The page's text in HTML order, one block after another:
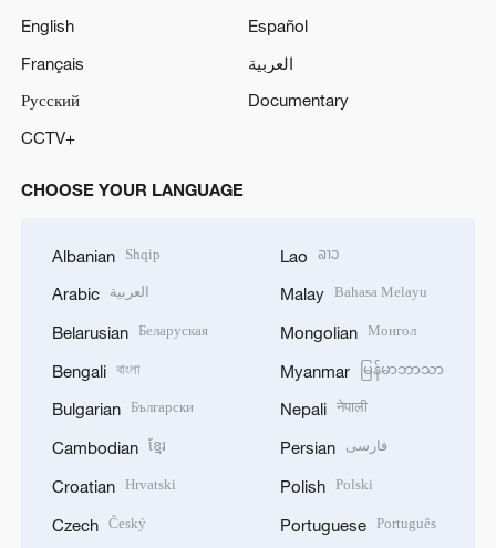
English
Español
Français
العربية
Русский
Documentary
CCTV+
CHOOSE YOUR LANGUAGE
Albanian Shqip
Arabic العربية
Belarusian Беларуская
Bengali বাংলা
Bulgarian Български
Cambodian ខ្មែរ
Croatian Hrvatski
Czech Český
Lao ລາວ
Malay Bahasa Melayu
Mongolian Монгол
Myanmar မြန်မာဘာသာ
Nepali नेपाली
Persian فارسی
Polish Polski
Portuguese Português